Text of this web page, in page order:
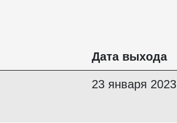
Дата выхода
23 января 2023